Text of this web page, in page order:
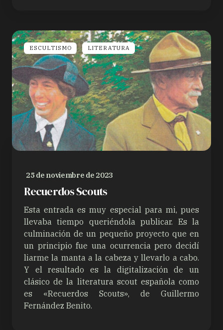
ESCULTISMO LITERATURA
25 de noviembre de 2023
Recuerdos Scouts
Esta entrada es muy especial para mi, pues
llevaba tiempo queriéndola publicar. Es la
culminación de un pequeño proyecto que en
un principio fue una ocurrencia pero decidí
liarme la manta a la cabeza y llevarlo a cabo.
Y el resultado es la digitalización de un
clásico de la literatura scout española como
es «Recuerdos Scouts», de Guillermo
Fernández Benito.